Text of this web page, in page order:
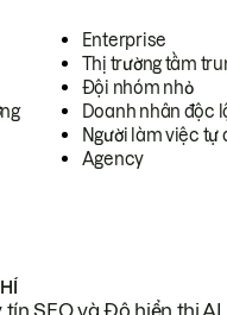
Enterprise
Thị trường tầm
Đội nhóm nhỏ
Doanh nhân độc
Người làm việc tự
Agency
SEO và Độ hiển thị AI.